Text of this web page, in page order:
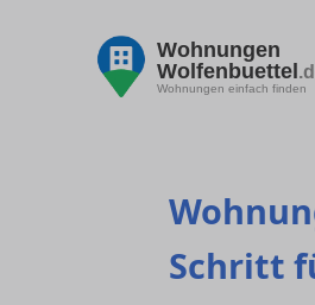
Wohnungen
Wolfenbuettel
Wohnungen einfach finden
Schritt